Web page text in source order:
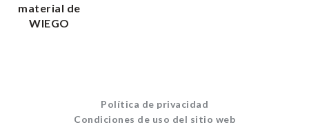
material de
WIEGO
Política de privacidad
Condiciones de uso del sitio web